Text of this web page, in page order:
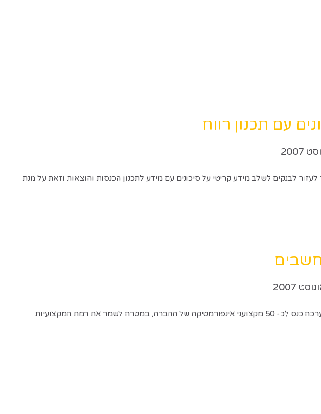
עם תכנון רווח
לבנקים לשלב מידע קריטי על סיכונים עם מידע לתכנון הכנסות והוצאות וזאת על מנת
Informatica המיוצגת בישראל על ידי חברת Data Integration Israel, מקבוצת אמן מחשבים ערכה כנס לכ- 50 מקצועני אינפורמטיקה של החברה, במטרה לשמר את רמת המקצועיות